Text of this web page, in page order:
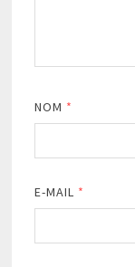
NOM *
E-MAIL *